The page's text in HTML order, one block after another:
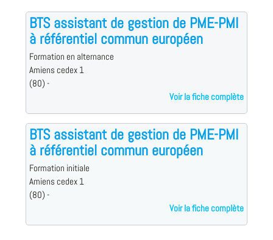
BTS assistant de gestion de PME-PMI
à référentiel commun européen
Formation en alternance
Amiens cedex 1
(80) -
Voir la fiche complète
BTS assistant de gestion de PME-PMI
à référentiel commun européen
Formation initiale
Amiens cedex 1
(80) -
Voir la fiche complète